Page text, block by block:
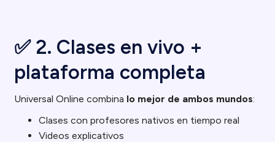
✅ 2. Clases en vivo +
plataforma completa
Universal Online combina lo mejor de ambos mundos:
Clases con profesores nativos en tiempo real
Videos explicativos